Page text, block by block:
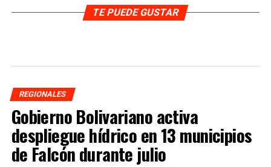
TE PUEDE GUSTAR
REGIONALES
Gobierno Bolivariano activa
despliegue hídrico en 13 municipios
de Falcón durante julio